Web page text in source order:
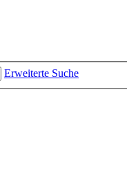
Erweiterte Suche